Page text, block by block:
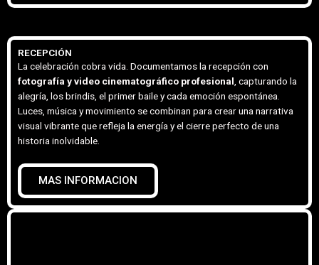
RECEPCIÓN
La celebración cobra vida. Documentamos la recepción con
fotografía y video cinematográfico profesional , capturando la
alegría, los brindis, el primer baile y cada emoción espontánea.
Luces, música y movimiento se combinan para crear una narrativa
visual vibrante que refleja la energía y el cierre perfecto de una
historia inolvidable.
MAS INFORMACION